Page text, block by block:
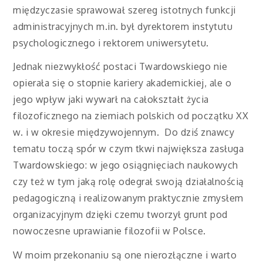
międzyczasie sprawował szereg istotnych funkcji
administracyjnych m.in. był dyrektorem instytutu
psychologicznego i rektorem uniwersytetu.
Jednak niezwykłość postaci Twardowskiego nie
opierała się o stopnie kariery akademickiej, ale o
jego wpływ jaki wywarł na całokształt życia
filozoficznego na ziemiach polskich od początku XX
w. i w okresie międzywojennym. Do dziś znawcy
tematu toczą spór w czym tkwi największa zasługa
Twardowskiego: w jego osiągnięciach naukowych
czy też w tym jaką rolę odegrał swoją działalnością
pedagogiczną i realizowanym praktycznie zmysłem
organizacyjnym dzięki czemu tworzył grunt pod
nowoczesne uprawianie filozofii w Polsce.
W moim przekonaniu są one nierozłączne i warto